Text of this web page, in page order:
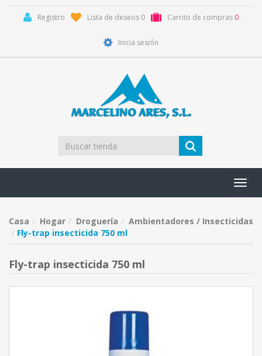
Registro Lista de deseos 0 Carrito de compras 0
Inicia sesión
Casa Hogar Droguería
Ambientadores / Insecticidas
Fly-trap insecticida 750 ml
Fly-trap insecticida 750 ml